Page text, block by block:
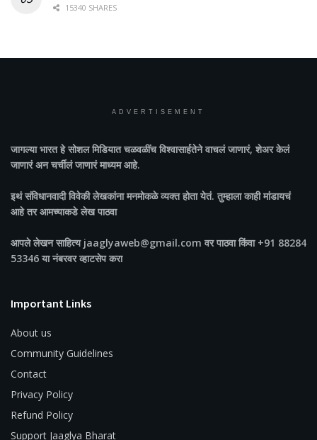
15340 SHARES
ADVERTISEMENT
जागल्या भारतहे सोशल मिडियात चळवळींच विश्वासार्हतेने वाचलं जाणारं, शेअर केलं
जाणारं अन चर्चीलं जाणारं माध्यम आहे.
इथं संविधानवादी विवेकी लेखकांना मनमोकळे व्यक्त होता येतं. तुम्हाला काही मांडायचं
आहे तर आमच्याकडे लेख पाठवा
आपले लेखन साहित्य jaaglyaweb@gmail.com वर पाठवा किंवा +91 88284
53346 या नंबरवर व्हाटसेप करा
Important Links
About us
Community Guidelines
Contact
Privacy Policy
Refund Policy
Support Jaaglya Bharat